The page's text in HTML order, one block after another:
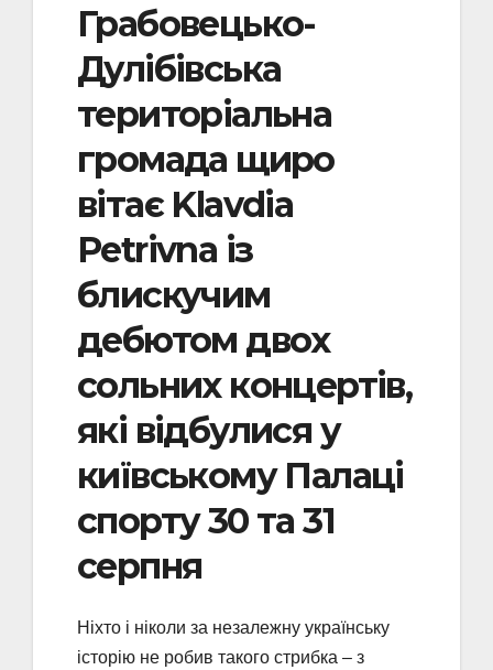
Грабовецько-
Дулібівська
територіальна
громада щиро
вітає Klavdia
Petrivna із
блискучим
дебютом двох
сольних концертів,
які відбулися у
київському Палаці
спорту 30 та 31
серпня
Ніхто і ніколи за незалежну українську
історію не робив такого стрибка – з